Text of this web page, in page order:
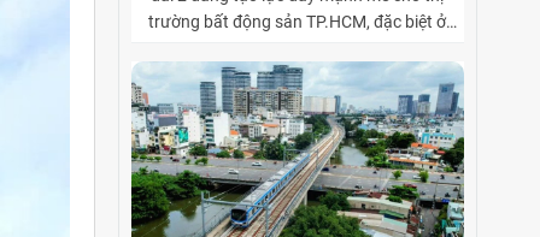
trường bất động sản TP.HCM, đặc biệt ở
phòng. Vành đai 2 hoàn thiện mạng lưới
giao thông liên vùng, rút ngắn thời gian di
chuyển từ ngoại thành vào trung tâm, mở
rộng không gian phát triển cho các khu đô
thị mới, khu biệt thự cao cấp và cụm văn
phòng ở những vị trí chiến lược. Sự kết hợp
giữa tiện ích di chuyển và hạ tầng đồng bộ